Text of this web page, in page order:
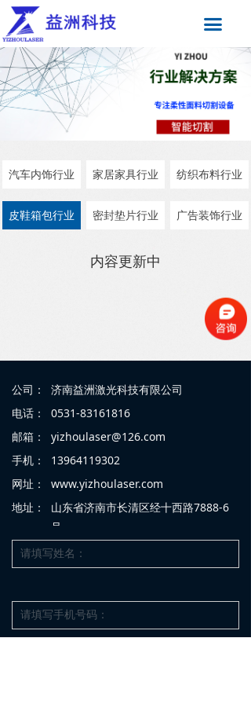
끀
汽车内饰行业 家居家具行业 纺织布料行业
皮鞋箱包行业 密封垫片行业 广告装饰行业
内容更新中
公司：
济南益洲激光科技有限公司
电话：
0531-83161816
邮箱：
yizhoulaser@126.com
手机：
13964119302
网址：
www.yizhoulaser.com
地址：
山东省济南市长清区经十西路7888-6
号